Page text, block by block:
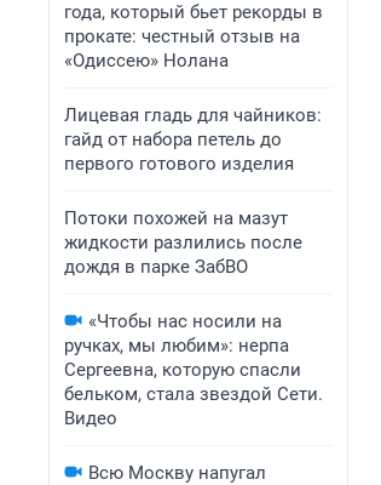
года, который бьет рекорды в
прокате: честный отзыв на
«Одиссею» Нолана
Лицевая гладь для чайников:
гайд от набора петель до
первого готового изделия
Потоки похожей на мазут
жидкости разлились после
дождя в парке ЗабВО
«Чтобы нас носили на
ручках, мы любим»: нерпа
Сергеевна, которую спасли
бельком, стала звездой Сети.
Видео
Всю Москву напугал